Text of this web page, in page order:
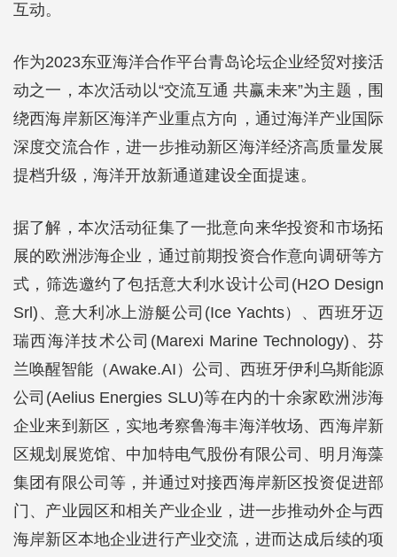
互动。
作为2023东亚海洋合作平台青岛论坛企业经贸对接活
动之一，本次活动以“交流互通 共赢未来”为主题，围
绕西海岸新区海洋产业重点方向，通过海洋产业国际
深度交流合作，进一步推动新区海洋经济高质量发展
提档升级，海洋开放新通道建设全面提速。
据了解，本次活动征集了一批意向来华投资和市场拓
展的欧洲涉海企业，通过前期投资合作意向调研等方
式，筛选邀约了包括意大利水设计公司(H2O Design
Srl)、意大利冰上游艇公司(Ice Yachts）、西班牙迈
瑞西海洋技术公司(Marexi Marine Technology)、芬
兰唤醒智能（Awake.AI）公司、西班牙伊利乌斯能源
公司(Aelius Energies SLU)等在内的十余家欧洲涉海
企业来到新区，实地考察鲁海丰海洋牧场、西海岸新
区规划展览馆、中加特电气股份有限公司、明月海藻
集团有限公司等，并通过对接西海岸新区投资促进部
门、产业园区和相关产业企业，进一步推动外企与西
海岸新区本地企业进行产业交流，进而达成后续的项